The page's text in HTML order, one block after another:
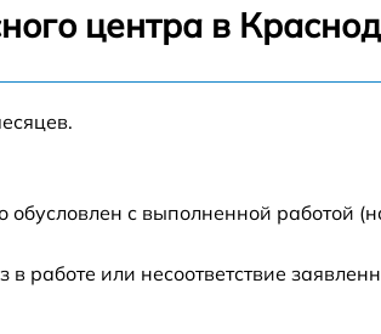
от 60 мин
центра в
с выполненной работой
работе или несоответствие